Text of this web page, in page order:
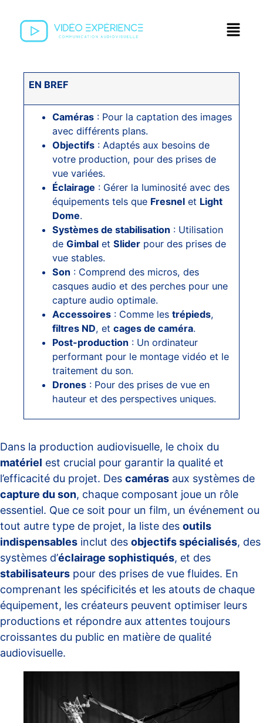
EN BREF
Caméras : Pour la captation des images
avec différents plans.
Objectifs : Adaptés aux besoins de
votre production, pour des prises de
vue variées.
Éclairage : Gérer la luminosité avec des
équipements tels que Fresnel et Light
Dome.
Systèmes de stabilisation : Utilisation
deGimbal etSlider pour des prises de
vue stables.
Son : Comprend des micros, des
casques audio et des perches pour une
capture audio optimale.
Accessoires : Comme lestrépieds,
filtres ND, etcages de caméra.
Post-production : Un ordinateur
performant pour le montage vidéo et le
traitement du son.
Drones : Pour des prises de vue en
hauteur et des perspectives uniques.
Dans la production audiovisuelle, le choix du
matériel est crucial pour garantir la qualité et
l’efficacité du projet. Des caméras aux systèmes de
capture du son, chaque composant joue un rôle
essentiel. Que ce soit pour un film, un événement ou
tout autre type de projet, la liste des outils
indispensables inclut des objectifs spécialisés, des
systèmes d’éclairage sophistiqués, et des
stabilisateurs pour des prises de vue fluides. En
comprenant les spécificités et les atouts de chaque
équipement, les créateurs peuvent optimiser leurs
productions et répondre aux attentes toujours
croissantes du public en matière de qualité
audiovisuelle.